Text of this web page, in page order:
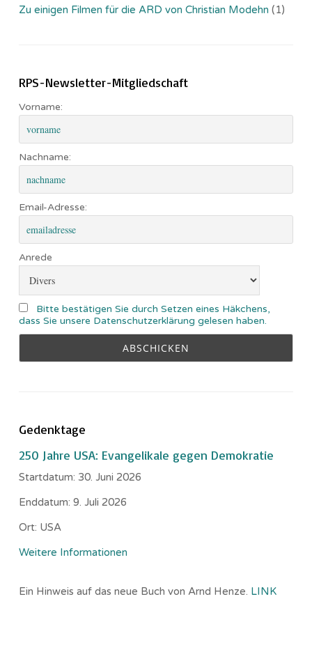
Zu einigen Filmen für die ARD von Christian Modehn (1)
RPS-Newsletter-Mitgliedschaft
Vorname:
Nachname:
Email-Adresse:
Anrede
Bitte bestätigen Sie durch Setzen eines Häkchens,
dass Sie unsere Datenschutzerklärung gelesen haben.
Gedenktage
250 Jahre USA: Evangelikale gegen Demokratie
Startdatum: 30. Juni 2026
Enddatum: 9. Juli 2026
Ort: USA
Weitere Informationen
Ein Hinweis auf das neue Buch von Arnd Henze. LINK